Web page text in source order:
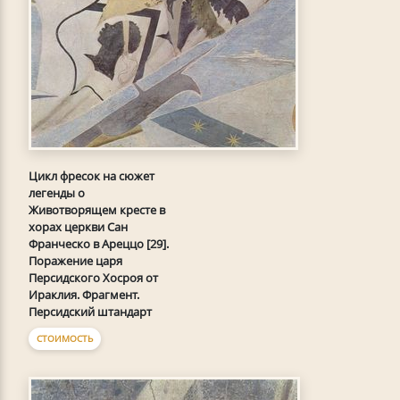
Цикл фресок на сюжет
легенды о
Животворящем кресте в
хорах церкви Сан
Франческо в Ареццо [29].
Поражение царя
Персидского Хосроя от
Ираклия. Фрагмент.
Персидский штандарт
СТОИМОСТЬ